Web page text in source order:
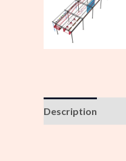
Description